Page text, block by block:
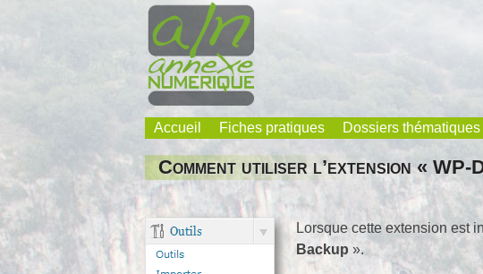
Skip
to
content
Annexe Numérique
Faites l'expérience de la simplicité
Accueil Fiches pratiques Dossiers thématiques
Comment utiliser l’extension « WP-
Lorsque cette extension est
Backup ».